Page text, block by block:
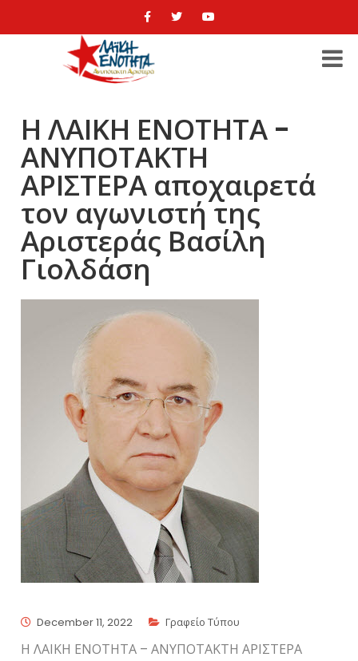
Η ΛΑΙΚΗ ΕΝΟΤΗΤΑ -
ΑΝΥΠΟΤΑΚΤΗ
ΑΡΙΣΤΕΡΑ αποχαιρετά
τον αγωνιστή της
Αριστεράς Βασίλη
Γιολδάση
December 11, 2022 Γραφείο Τύπου
Η ΛΑΙΚΗ ΕΝΟΤΗΤΑ – ΑΝΥΠΟΤΑΚΤΗ ΑΡΙΣΤΕΡΑ